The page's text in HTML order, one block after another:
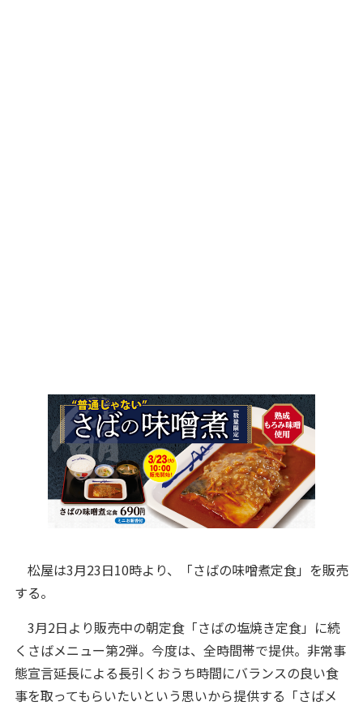
松屋は3月23日10時より、「さばの味噌煮定食」を販売
する。
3月2日より販売中の朝定食「さばの塩焼き定食」に続
くさばメニュー第2弾。今度は、全時間帯で提供。非常事
態宣言延長による長引くおうち時間にバランスの良い食
事を取ってもらいたいという思いから提供する「さばメ